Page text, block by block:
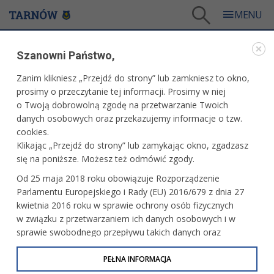
BEZPŁATNE WARSZTATY KREATYWNE
21.05.2026, 13:25
Powrócił Klub Zdrowej Mamy i Dziecka. Kolejne spotkania
to warsztaty kreatywne dla najmłodszych. Udział jest
bezpłatny, jednak należy być mieszkańcem Tarnowa.
Szanowni Państwo,
Zanim klikniesz „Przejdź do strony” lub zamkniesz to okno,
prosimy o przeczytanie tej informacji. Prosimy w niej
o Twoją dobrowolną zgodę na przetwarzanie Twoich
danych osobowych oraz przekazujemy informacje o tzw.
cookies.
Klikając „Przejdź do strony” lub zamykając okno, zgadzasz
się na poniższe. Możesz też odmówić zgody.
Od 25 maja 2018 roku obowiązuje Rozporządzenie
Parlamentu Europejskiego i Rady (EU) 2016/679 z dnia 27
kwietnia 2016 roku w sprawie ochrony osób fizycznych
w związku z przetwarzaniem ich danych osobowych i w
sprawie swobodnego przepływu takich danych oraz
uchylenia dyrektywy 95/46/WE (określane jako RODO, GDPR
lub Ogólne Rozporządzenie o Ochronie Danych
PEŁNA INFORMACJA